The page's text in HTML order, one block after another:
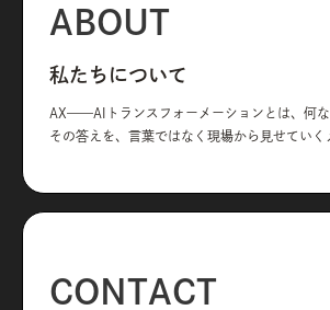
ABOUT
私たちについて
AX——AIトランスフォーメーションとは、何な
その答えを、言葉ではなく現場から見せていく
CONTACT